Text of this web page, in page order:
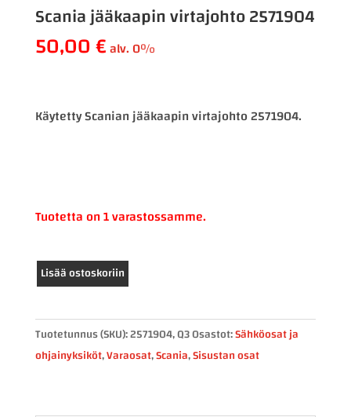
Scania jääkaapin virtajohto 2571904
50,00€alv. 0%
Käytetty Scanian jääkaapin virtajohto 2571904.
Tuotetta on 1 varastossamme.
Scania
jääkaapin
2571904
määrä
Lisää ostoskoriin
Tuotetunnus (SKU):2571904, Q3Osastot:Sähköosat ja
ohjainyksiköt,Varaosat,Scania,Sisustan osat